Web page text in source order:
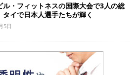
ル・フィットネスの国際大会で3人の総
イで日本人選手たちが輝く
5日